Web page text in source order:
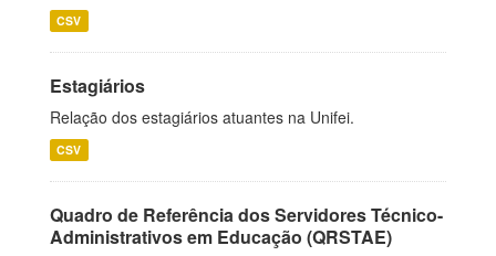
CSV
Estagiários
Relação dos estagiários atuantes na Unifei.
CSV
Quadro de Referência dos Servidores Técnico-
Administrativos em Educação (QRSTAE)